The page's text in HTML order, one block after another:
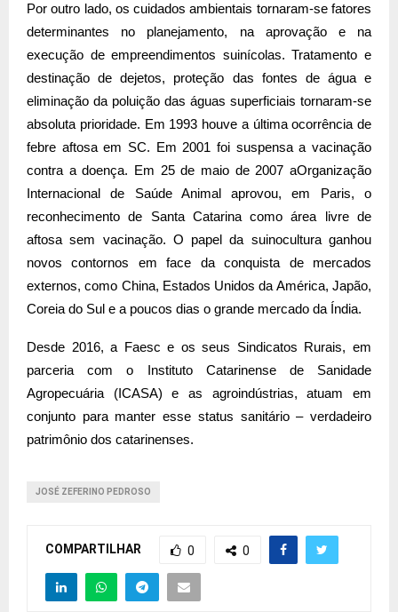
Por outro lado, os cuidados ambientais tornaram-se fatores
determinantes no planejamento, na aprovação e na
execução de empreendimentos suinícolas. Tratamento e
destinação de dejetos, proteção das fontes de água e
eliminação da poluição das águas superficiais tornaram-se
absoluta prioridade. Em 1993 houve a última ocorrência de
febre aftosaem SC. Em 2001 foi suspensa a vacinação
contra a doença. Em 25 de maio de 2007 aOrganização
Internacional de Saúde Animal aprovou, em Paris, o
reconhecimento de Santa Catarina como área livre de
aftosa sem vacinação. O papel da suinocultura ganhou
novos contornos em face da conquista de mercados
externos, como China, Estados Unidos da América, Japão,
Coreia do Sul e a poucos dias o grande mercado da Índia.
Desde 2016, a Faesc e os seus Sindicatos Rurais, em
parceria com o Instituto Catarinense de Sanidade
Agropecuária (ICASA) e as agroindústrias, atuam em
conjunto para manter esse status sanitário – verdadeiro
patrimônio dos catarinenses.
JOSÉ ZEFERINO PEDROSO
COMPARTILHAR 0 0